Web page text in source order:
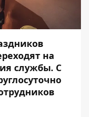
на
службы. С